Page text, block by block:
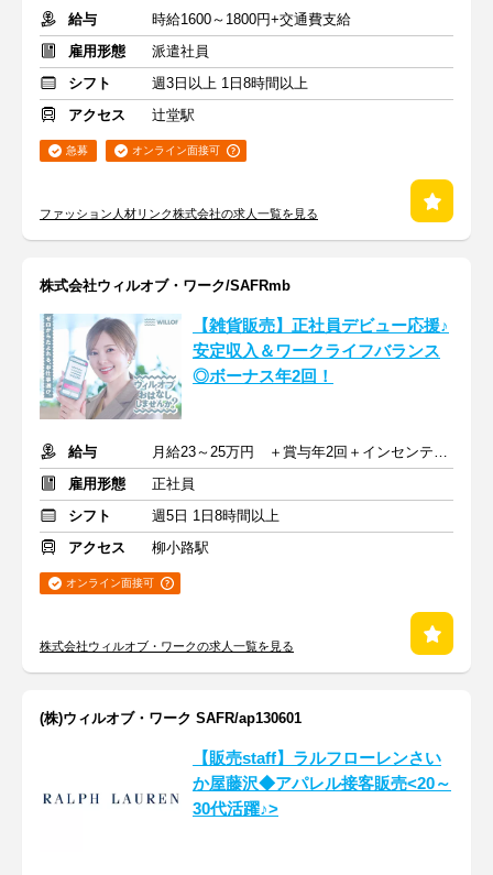
給与
時給1600～1800円+交通費支給
雇用形態
派遣社員
シフト
週3日以上 1日8時間以上
アクセス
辻堂駅
急募 オンライン面接可
ファッション人材リンク株式会社の求人一覧を見る
株式会社ウィルオブ・ワーク/SAFRmb
【雑貨販売】正社員デビュー応援♪
安定収入＆ワークライフバランス
◎ボーナス年2回！
給与
月給23～25万円 ＋賞与年2回＋インセンティブ＋交通費
雇用形態
正社員
シフト
週5日 1日8時間以上
アクセス
柳小路駅
オンライン面接可
株式会社ウィルオブ・ワークの求人一覧を見る
(株)ウィルオブ・ワーク SAFR/ap130601
【販売staff】ラルフローレンさい
か屋藤沢◆アパレル接客販売<20～
30代活躍♪>